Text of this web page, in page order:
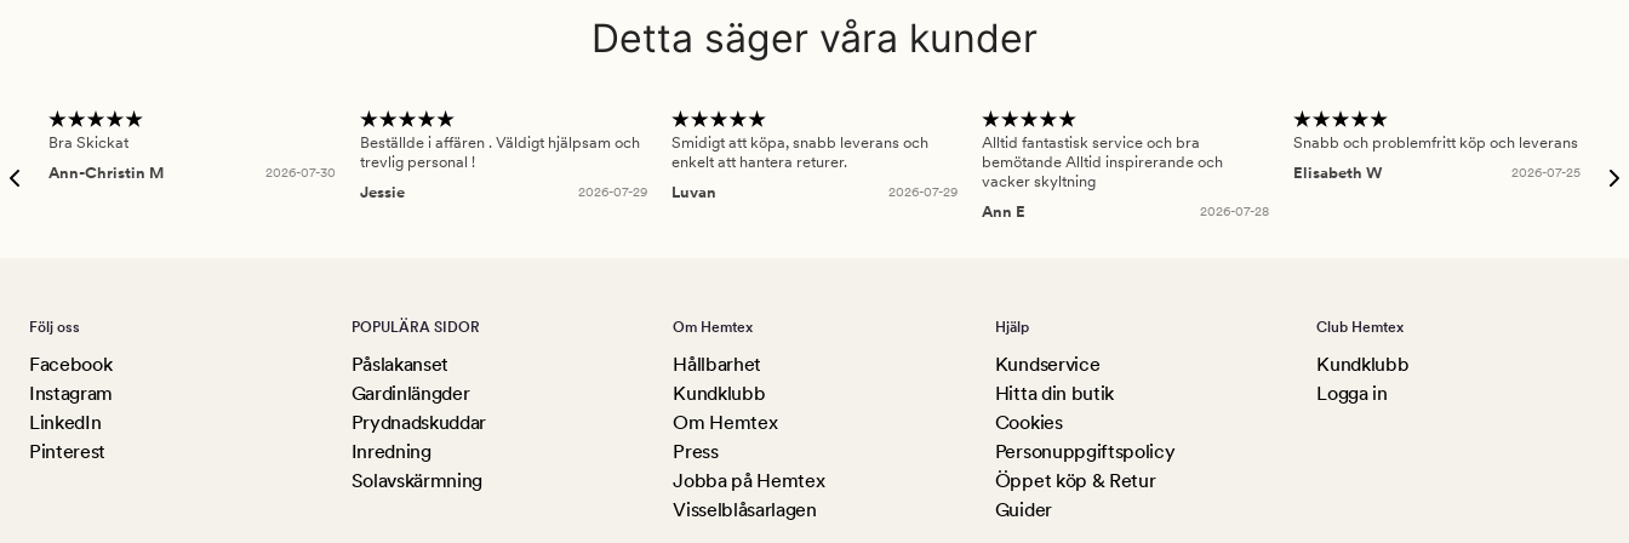
Detta säger våra kunder
Bra Skickat
Ann-Christin M
2026-07-30
Beställde i affären . Väldigt hjälpsam och
trevlig personal !
Jessie
2026-07-29
Smidigt att köpa, snabb leverans och
enkelt att hantera returer.
Luvan
2026-07-29
Alltid fantastisk service och bra
bemötande Alltid inspirerande och
vacker skyltning
Ann E
2026-07-28
Snabb och problemfritt köp och leverans
Elisabeth W
2026-07-25
Följ oss
Facebook
Instagram
LinkedIn
Pinterest
POPULÄRA SIDOR
Påslakanset
Gardinlängder
Prydnadskuddar
Inredning
Solavskärmning
Om Hemtex
Hållbarhet
Kundklubb
Om Hemtex
Press
Jobba på Hemtex
Visselblåsarlagen
Hjälp
Kundservice
Hitta din butik
Cookies
Personuppgiftspolicy
Öppet köp & Retur
Guider
Club Hemtex
Kundklubb
Logga in